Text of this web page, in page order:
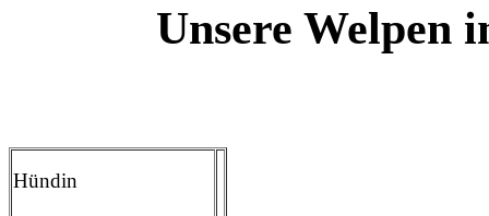
Unsere Welpen
Hündin